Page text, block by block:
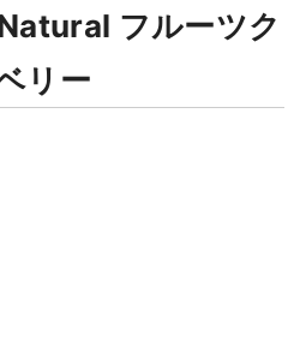
フルーツク
リー